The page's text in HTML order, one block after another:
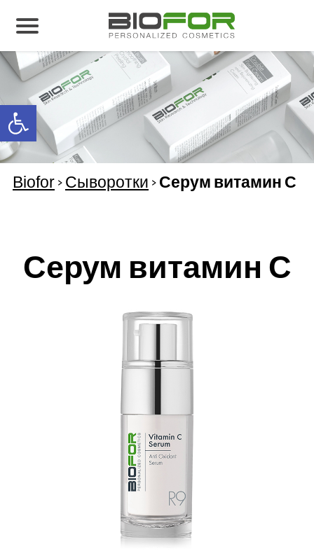
Open toolbar
О нас
Продукция
Результаты лечения
Свяжитесь с нами
Biofor > Сыворотки > Серум витамин С
Серум витамин С